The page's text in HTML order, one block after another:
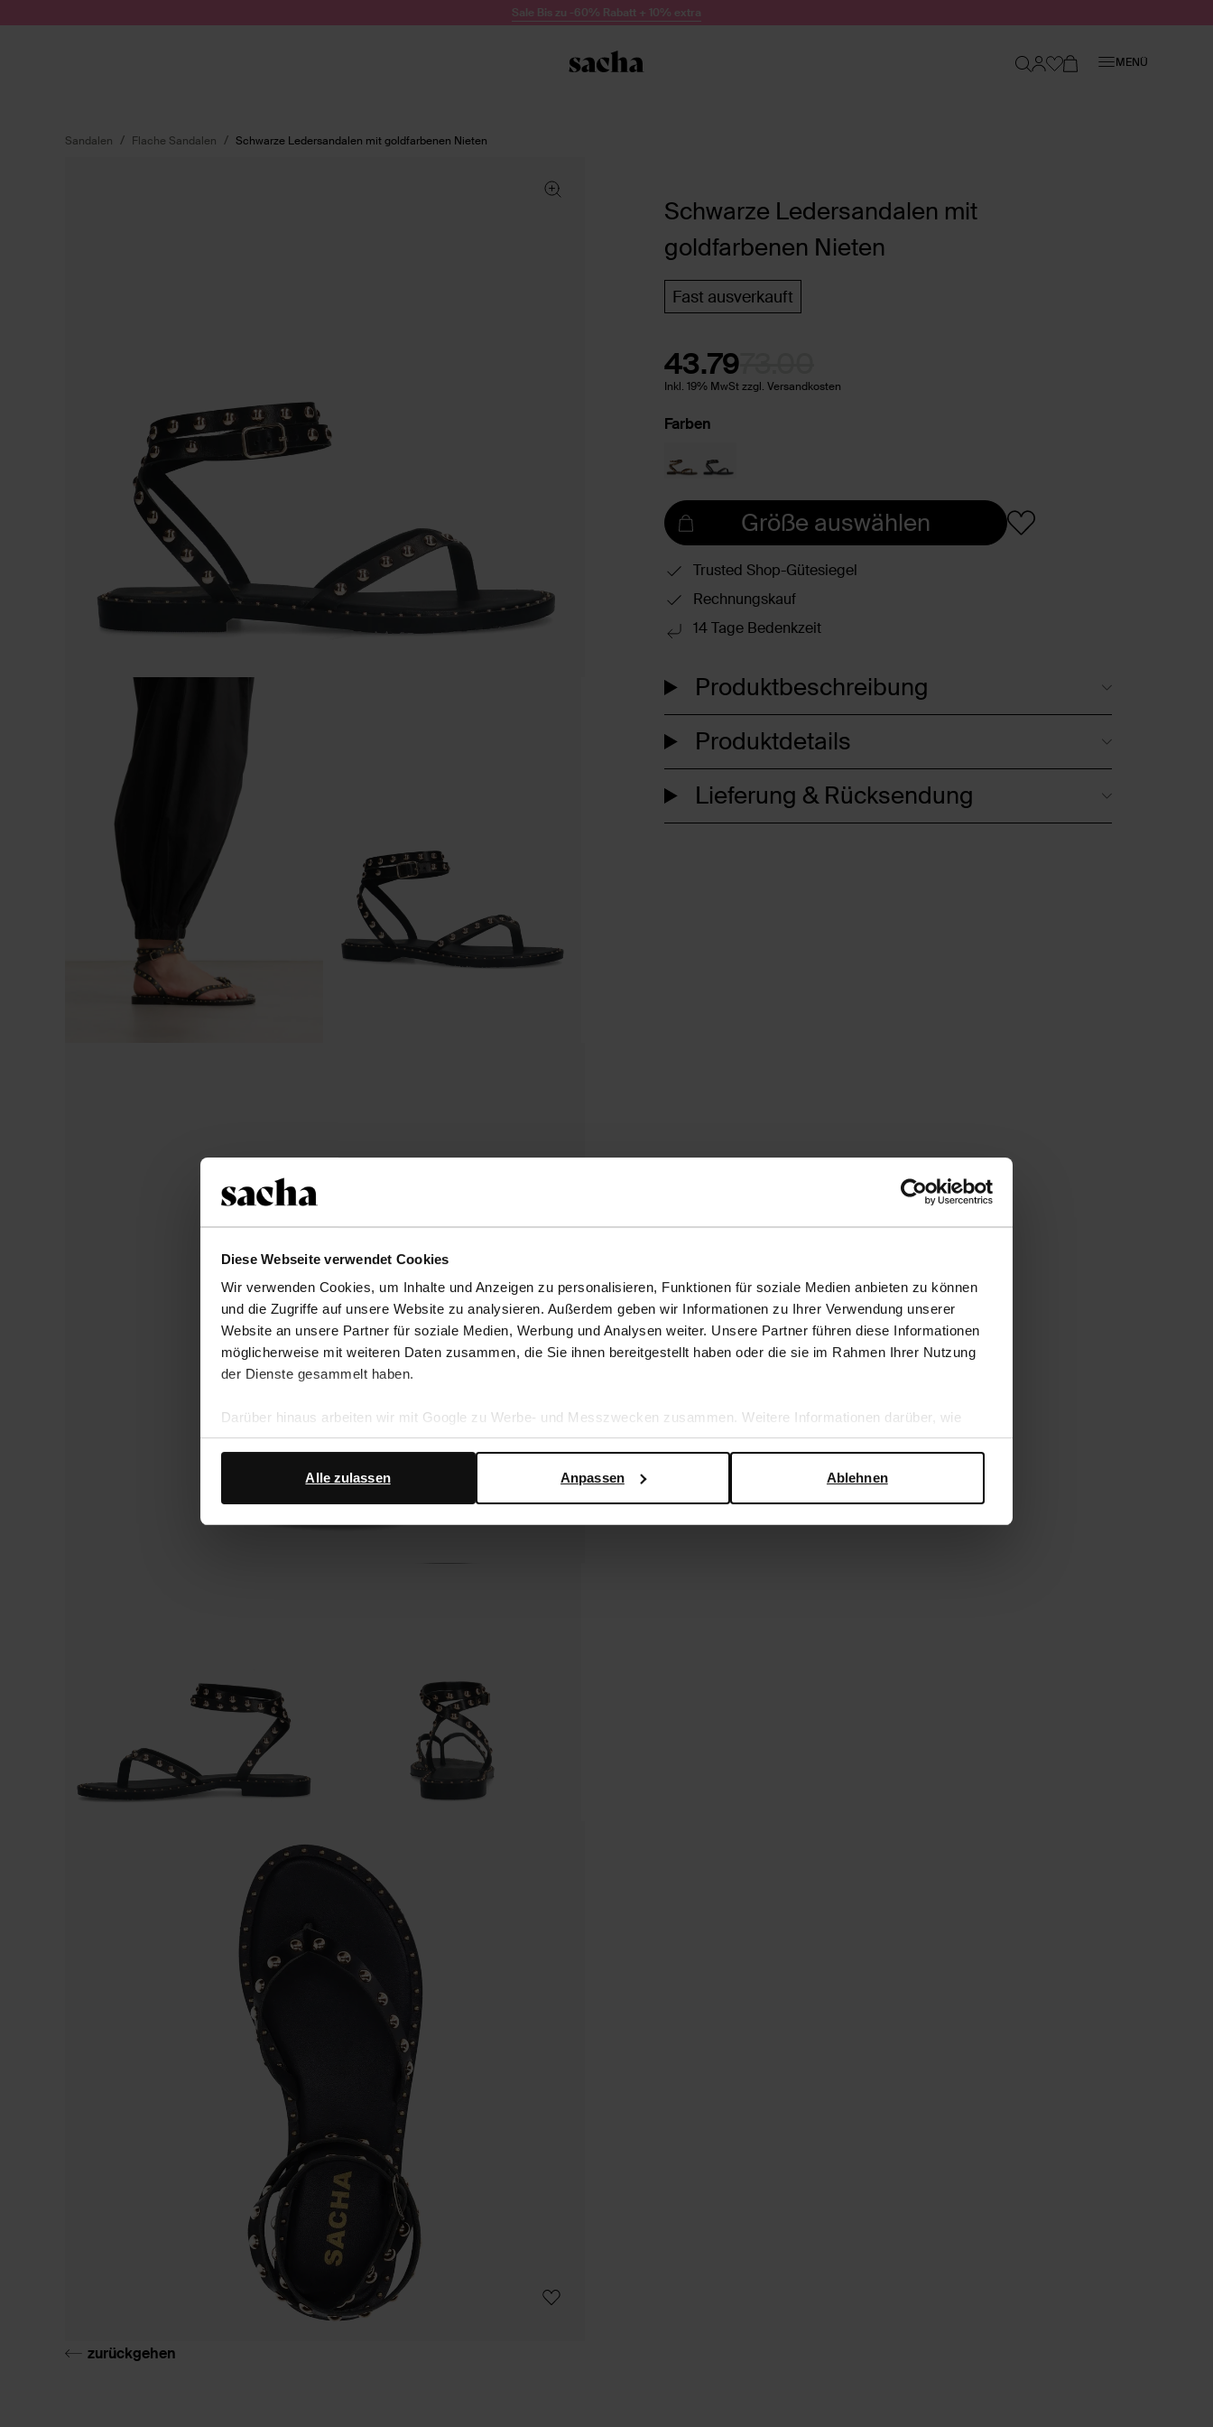
Diese Webseite verwendet Cookies
Wir verwenden Cookies, um Inhalte und Anzeigen zu personalisieren, Funktionen für soziale Medien anbieten zu können
und die Zugriffe auf unsere Website zu analysieren. Außerdem geben wir Informationen zu Ihrer Verwendung unserer
Website an unsere Partner für soziale Medien, Werbung und Analysen weiter. Unsere Partner führen diese Informationen
möglicherweise mit weiteren Daten zusammen, die Sie ihnen bereitgestellt haben oder die sie im Rahmen Ihrer Nutzung
der Dienste gesammelt haben.
Darüber hinaus arbeiten wir mit Google zu Werbe- und Messzwecken zusammen. Weitere Informationen darüber, wie
Google Ihre personenbezogenen Daten verwendet, finden Sie auf derSeite zur geschäftlichen Sicherheit und zum
Ablehnen
Anpassen
Alle zulassen
Sale Bis zu -60% Rabatt + 10% extra
MENÜ
Sandalen Flache Sandalen Schwarze Ledersandalen mit goldfarbenen Nieten
Schwarze Ledersandalen mit
goldfarbenen Nieten
Fast ausverkauft
43.79
Inkl. 19% MwSt zzgl. Versandkosten
Farben
Größe auswählen
Trusted Shop-Gütesiegel
Rechnungskauf
14 Tage Bedenkzeit
Produktbeschreibung
Produktdetails
Lieferung & Rücksendung
zurückgehen